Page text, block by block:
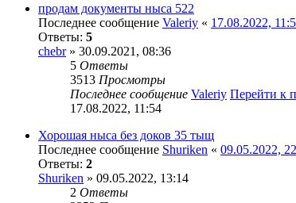
продам документы ныса 522
Последнее сообщение Valeriy « 17.08.2022,
Ответы: 5
chebr» 30.09.2021, 08:36
5 Ответы
3513 Просмотры
Последнее сообщение Valeriy Перейти к
17.08.2022, 11:54
Хорошая ныса без доков 35 тыщ
Последнее сообщение Shuriken « 09.05.2022,
Ответы: 2
Shuriken » 09.05.2022, 13:14
2 Ответы